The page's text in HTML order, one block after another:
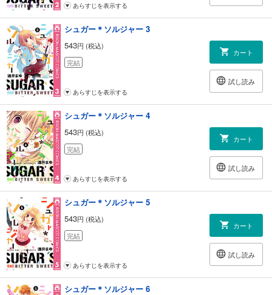
あらすじを表示する
シュガー＊ソルジャー 3
543円 (税込)
完結
カート
試し読み
あらすじを表示する
シュガー＊ソルジャー 4
543円 (税込)
完結
カート
試し読み
あらすじを表示する
シュガー＊ソルジャー 5
543円 (税込)
完結
カート
試し読み
あらすじを表示する
シュガー＊ソルジャー 6